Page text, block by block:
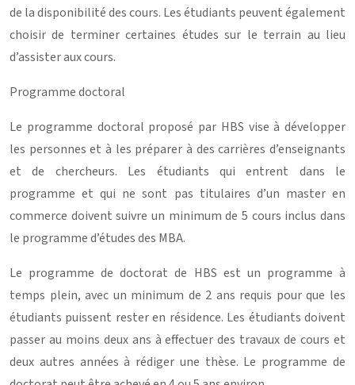
de la disponibilité des cours. Les étudiants peuvent également
choisir de terminer certaines études sur le terrain au lieu
d’assister aux cours.
Programme doctoral
Le programme doctoral proposé par HBS vise à développer
les personnes et à les préparer à des carrières d’enseignants
et de chercheurs. Les étudiants qui entrent dans le
programme et qui ne sont pas titulaires d’un master en
commerce doivent suivre un minimum de 5 cours inclus dans
le programme d’études des MBA.
Le programme de doctorat de HBS est un programme à
temps plein, avec un minimum de 2 ans requis pour que les
étudiants puissent rester en résidence. Les étudiants doivent
passer au moins deux ans à effectuer des travaux de cours et
deux autres années à rédiger une thèse. Le programme de